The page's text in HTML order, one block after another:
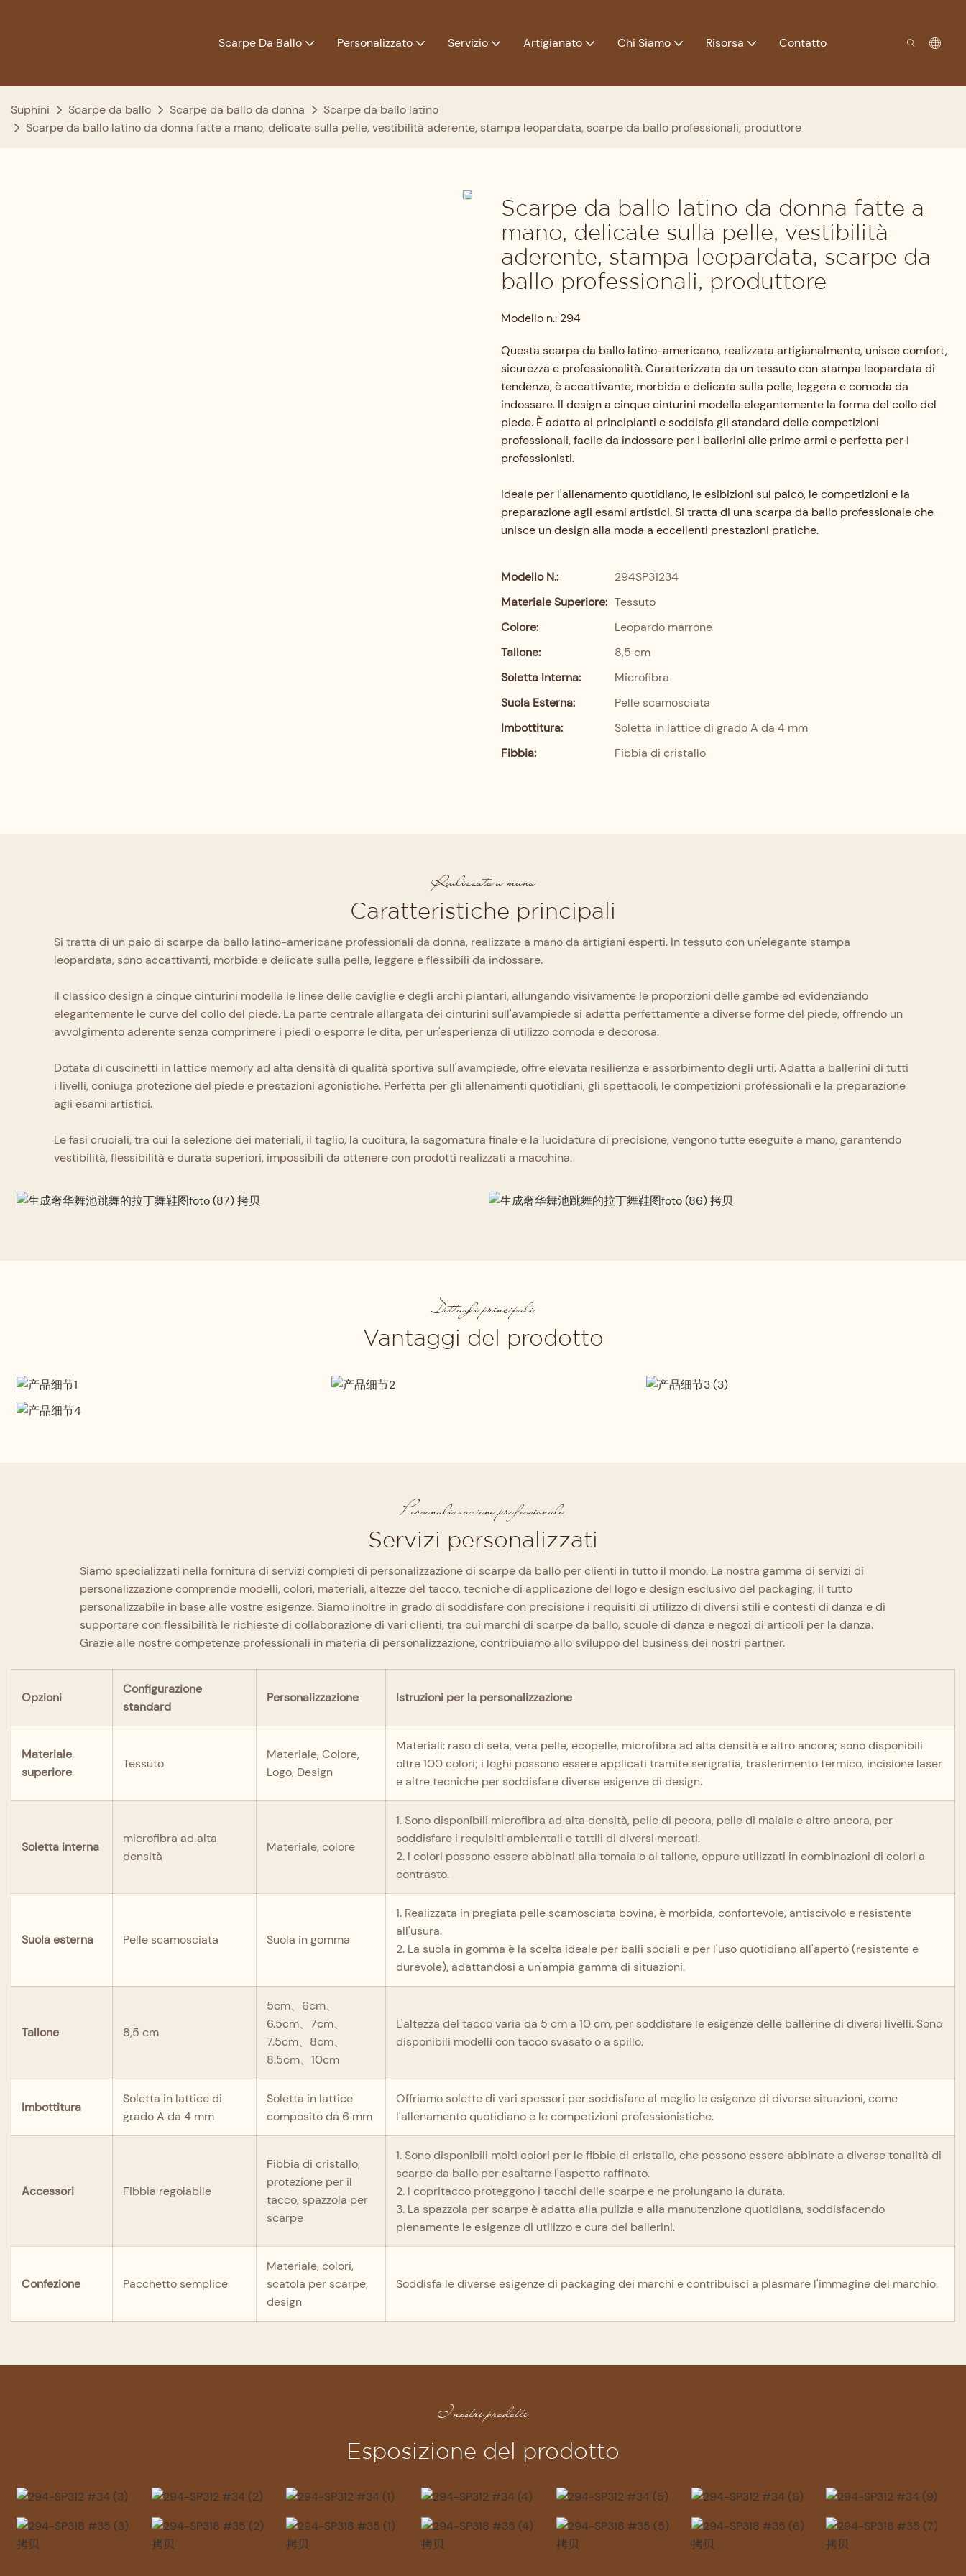
Scarpe Da Ballo Personalizzato Servizio Artigianato Chi Siamo Risorsa Contatto
Suphini Scarpe da ballo Scarpe da ballo da donna
Scarpe da ballo latino
Scarpe da ballo latino da donna fatte a mano, delicate sulla pelle, vestibilità aderente, stampa leopardata, scarpe da ballo professionali, produttore
Scarpe da ballo latino da donna fatte a
mano, delicate sulla pelle, vestibilità
aderente, stampa leopardata, scarpe da
ballo professionali, produttore
Modello n.: 294
Questa scarpa da ballo latino-americano, realizzata artigianalmente, unisce comfort,
sicurezza e professionalità. Caratterizzata da un tessuto con stampa leopardata di
tendenza, è accattivante, morbida e delicata sulla pelle, leggera e comoda da
indossare. Il design a cinque cinturini modella elegantemente la forma del collo del
piede. È adatta ai principianti e soddisfa gli standard delle competizioni
professionali, facile da indossare per i ballerini alle prime armi e perfetta per i
professionisti.
Ideale per l'allenamento quotidiano, le esibizioni sul palco, le competizioni e la
preparazione agli esami artistici. Si tratta di una scarpa da ballo professionale che
unisce un design alla moda a eccellenti prestazioni pratiche.
Modello N.:
294SP31234
Materiale Superiore: Tessuto
Colore:
Leopardo marrone
Tallone:
8,5 cm
Soletta Interna:
Microfibra
Suola Esterna:
Pelle scamosciata
Imbottitura:
Soletta in lattice di grado A da 4 mm
Fibbia:
Fibbia di cristallo
Realizzato a mano
Caratteristiche principali
Si tratta di un paio di scarpe da ballo latino-americane professionali da donna, realizzate a mano da artigiani esperti. In tessuto con un'elegante stampa
leopardata, sono accattivanti, morbide e delicate sulla pelle, leggere e flessibili da indossare.
Il classico design a cinque cinturini modella le linee delle caviglie e degli archi plantari, allungando visivamente le proporzioni delle gambe ed evidenziando
elegantemente le curve del collo del piede. La parte centrale allargata dei cinturini sull'avampiede si adatta perfettamente a diverse forme del piede, offrendo un
avvolgimento aderente senza comprimere i piedi o esporre le dita, per un'esperienza di utilizzo comoda e decorosa.
Dotata di cuscinetti in lattice memory ad alta densità di qualità sportiva sull'avampiede, offre elevata resilienza e assorbimento degli urti. Adatta a ballerini di tutti
i livelli, coniuga protezione del piede e prestazioni agonistiche. Perfetta per gli allenamenti quotidiani, gli spettacoli, le competizioni professionali e la preparazione
agli esami artistici.
Le fasi cruciali, tra cui la selezione dei materiali, il taglio, la cucitura, la sagomatura finale e la lucidatura di precisione, vengono tutte eseguite a mano, garantendo
vestibilità, flessibilità e durata superiori, impossibili da ottenere con prodotti realizzati a macchina.
Dettagli principali
Vantaggi del prodotto
Progettazione professionale
strato per strato per massimizzare
consegna del prodotto finito, aderendo a un sistema di controllo qualità completoPersonalizzazione professionale
Servizi personalizzati
Siamo specializzati nella fornitura di servizi completi di personalizzazione di scarpe da ballo per clienti in tutto il mondo. La nostra gamma di servizi di
personalizzazione comprende modelli, colori, materiali, altezze del tacco, tecniche di applicazione del logo e design esclusivo del packaging, il tutto
personalizzabile in base alle vostre esigenze. Siamo inoltre in grado di soddisfare con precisione i requisiti di utilizzo di diversi stili e contesti di danza e di
supportare con flessibilità le richieste di collaborazione di vari clienti, tra cui marchi di scarpe da ballo, scuole di danza e negozi di articoli per la danza.
Grazie alle nostre competenze professionali in materia di personalizzazione, contribuiamo allo sviluppo del business dei nostri partner.
Opzioni
Configurazione
standard
Personalizzazione Istruzioni per la personalizzazione
Materiale
superiore
Tessuto
Materiale, Colore,
Logo, Design
Materiali: raso di seta, vera pelle, ecopelle, microfibra ad alta densità e altro ancora; sono disponibili
oltre 100 colori; i loghi possono essere applicati tramite serigrafia, trasferimento termico, incisione laser
e altre tecniche per soddisfare diverse esigenze di design.
Soletta interna
microfibra ad alta
densità
Materiale, colore
1. Sono disponibili microfibra ad alta densità, pelle di pecora, pelle di maiale e altro ancora, per
soddisfare i requisiti ambientali e tattili di diversi mercati.
2. I colori possono essere abbinati alla tomaia o al tallone, oppure utilizzati in combinazioni di colori a
contrasto.
Suola esterna Pelle scamosciata Suola in gomma
1. Realizzata in pregiata pelle scamosciata bovina, è morbida, confortevole, antiscivolo e resistente
all'usura.
2. La suola in gomma è la scelta ideale per balli sociali e per l'uso quotidiano all'aperto (resistente e
durevole), adattandosi a un'ampia gamma di situazioni.
Tallone 8,5 cm
5cm、6cm、
6.5cm、7cm、
7.5cm、8cm、
8.5cm、10cm
L'altezza del tacco varia da 5 cm a 10 cm, per soddisfare le esigenze delle ballerine di diversi livelli. Sono
disponibili modelli con tacco svasato o a spillo.
Imbottitura
Soletta in lattice di
grado A da 4 mm
Soletta in lattice
composito da 6 mm
Offriamo solette di vari spessori per soddisfare al meglio le esigenze di diverse situazioni, come
l'allenamento quotidiano e le competizioni professionistiche.
Accessori Fibbia regolabile
Fibbia di cristallo,
protezione per il
tacco, spazzola per
scarpe
1. Sono disponibili molti colori per le fibbie di cristallo, che possono essere abbinate a diverse tonalità di
scarpe da ballo per esaltarne l'aspetto raffinato.
2. I copritacco proteggono i tacchi delle scarpe e ne prolungano la durata.
3. La spazzola per scarpe è adatta alla pulizia e alla manutenzione quotidiana, soddisfacendo
pienamente le esigenze di utilizzo e cura dei ballerini.
Confezione Pacchetto semplice
Materiale, colori,
scatola per scarpe,
design
Soddisfa le diverse esigenze di packaging dei marchi e contribuisci a plasmare l'immagine del marchio.
I nostri prodotti
Esposizione del prodotto